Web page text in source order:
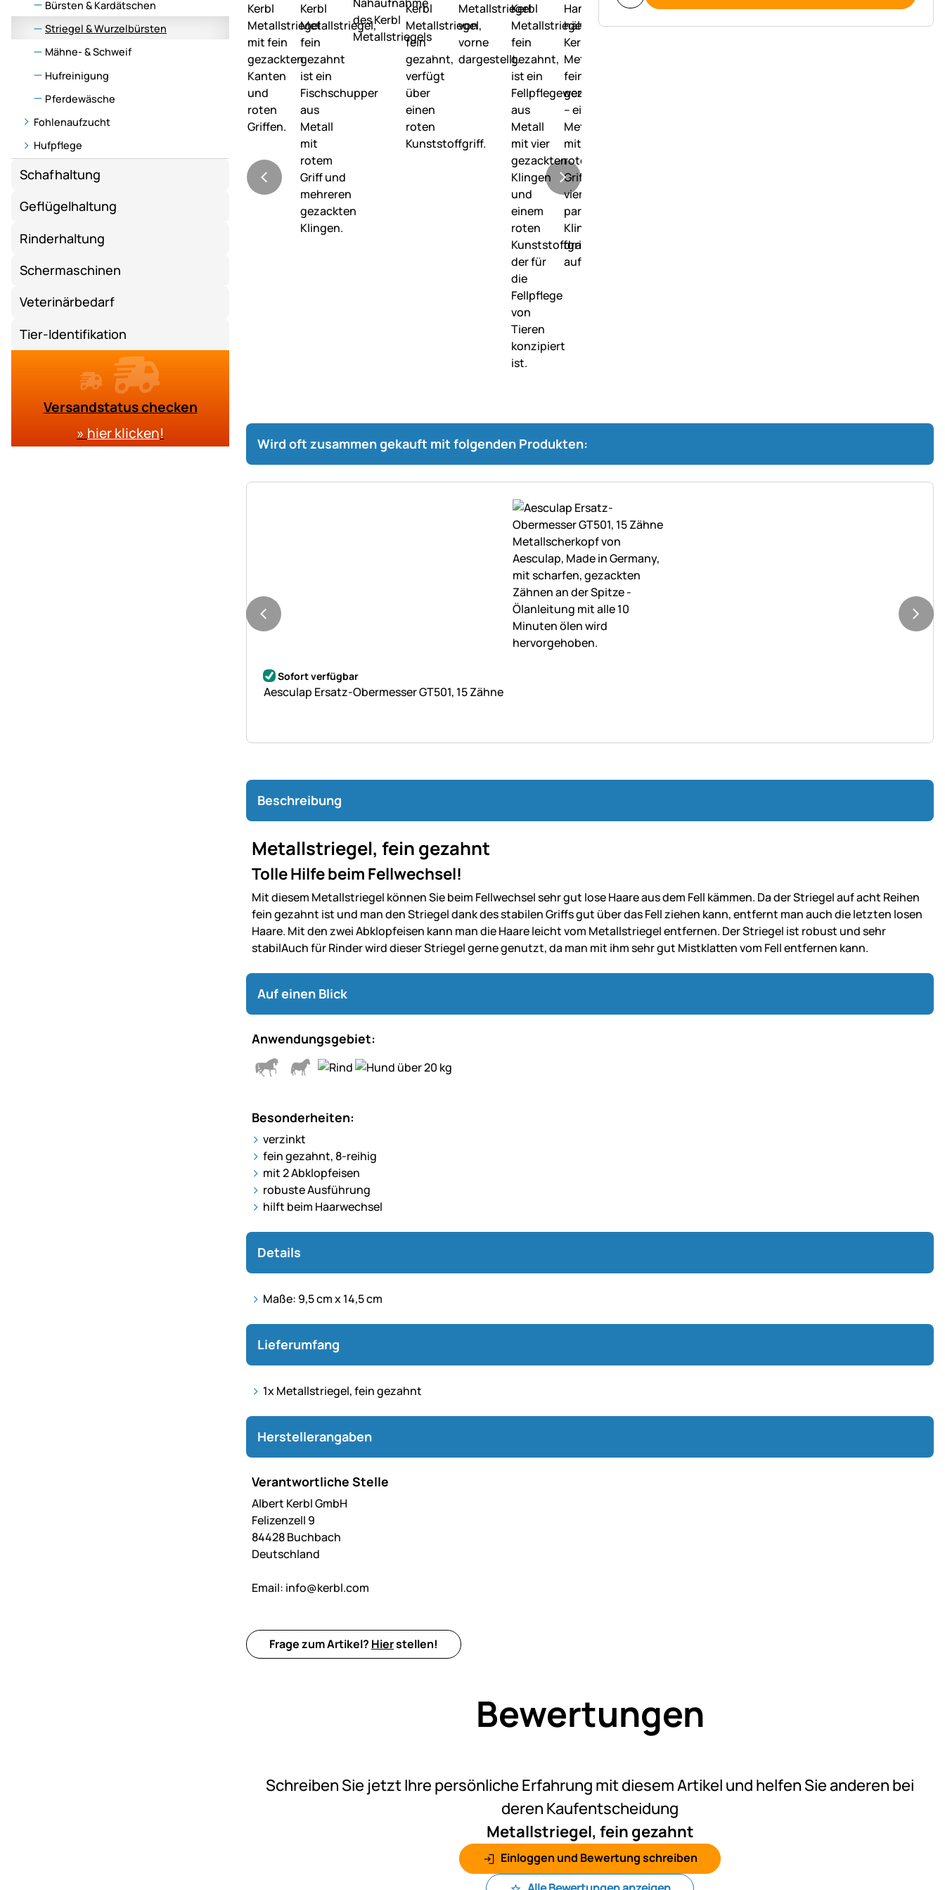
Bürsten & Kardätschen
Striegel & Wurzelbürsten
Mähne- & Schweif
Hufreinigung
Pferdewäsche
Fohlenaufzucht
Hufpflege
Schafhaltung
Geflügelhaltung
Rinderhaltung
Schermaschinen
Veterinärbedarf
Tier-Identifikation
Versandstatus checken
» hier klicken!
Wird oft zusammen gekauft mit folgenden Produkten:
Noch keine Bewertungen abgegeben
Sofort verfügbar
Aesculap Ersatz-Obermesser GT501, 15 Zähne
Beschreibung
Metallstriegel, fein gezahnt
Tolle Hilfe beim Fellwechsel!
Mit diesem Metallstriegel können Sie beim Fellwechsel sehr gut lose Haare aus dem Fell kämmen. Da der Striegel auf acht Reihen
fein gezahnt ist und man den Striegel dank des stabilen Griffs gut über das Fell ziehen kann, entfernt man auch die letzten losen
Haare. Mit den zwei Abklopfeisen kann man die Haare leicht vom Metallstriegel entfernen. Der Striegel ist robust und sehr
stabilAuch für Rinder wird dieser Striegel gerne genutzt, da man mit ihm sehr gut Mistklatten vom Fell entfernen kann.
Auf einen Blick
Anwendungsgebiet:
Besonderheiten:
verzinkt
fein gezahnt, 8-reihig
mit 2 Abklopfeisen
robuste Ausführung
hilft beim Haarwechsel
Details
Maße: 9,5 cm x 14,5 cm
Lieferumfang
1x Metallstriegel, fein gezahnt
Herstellerangaben
Verantwortliche Stelle
Albert Kerbl GmbH
Felizenzell 9
84428 Buchbach
Deutschland
Email: info@kerbl.com
Frage zum Artikel? Hierstellen!
Bewertungen
Schreiben Sie jetzt Ihre persönliche Erfahrung mit diesem Artikel und helfen Sie anderen bei
deren Kaufentscheidung
Metallstriegel, fein gezahnt
Einloggen und Bewertung schreiben